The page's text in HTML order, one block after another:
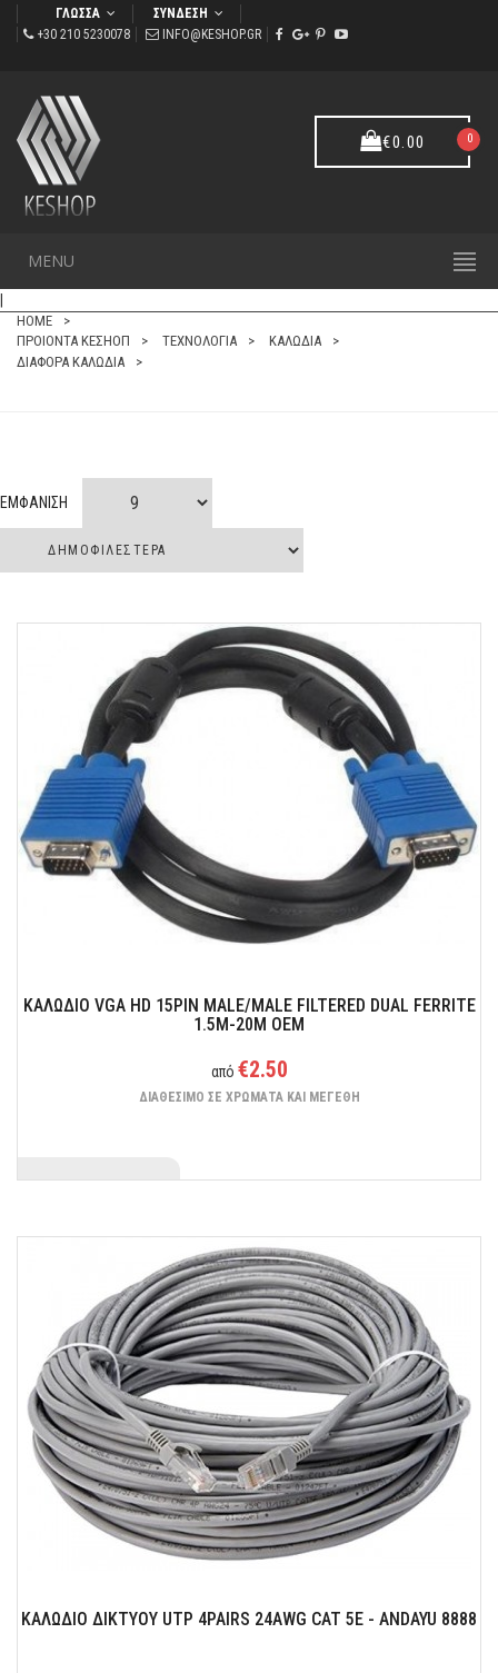
ΓΛΩΣΣΑ
ΣΥΝΔΕΣΗ
+30 210 5230078
INFO@KESHOP.GR
MENU
€0.00 0
ΔΙΑΦΟΡΑ ΚΑΛΩΔΙΑ
HOME
ΠΡΟΙΟΝΤΑ ΚΕΣΗΟΠ
ΤΕΧΝΟΛΟΓΙΑ
ΚΑΛΩΔΙΑ
ΔΙΑΦΟΡΑ ΚΑΛΩΔΙΑ
ΕΜΦΑΝΙΣΗ
ΚΑΛΩΔΙΟ VGA HD 15PIN MALE/MALE FILTERED DUAL FERRITE
1.5M-20M ΟΕΜ
από €2.50
ΔΙΑΘΕΣΙΜΟ ΣΕ ΧΡΩΜΑΤΑ ΚΑΙ ΜΕΓΕΘΗ
ΚΑΛΩΔΙΟ ΔΙΚΤΥΟΥ UTP 4PAIRS 24AWG CAT 5E - ANDAYU 8888
Για να εχετε πρόσβαση σε ηλεκτρικά εργαλεία όπου χρειάζεται!